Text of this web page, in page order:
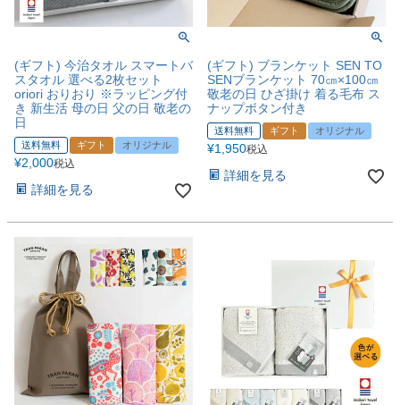
(ギフト) 今治タオル スマートバ
スタオル 選べる2枚セット
oriori おりおり ※ラッピング付
き 新生活 母の日 父の日 敬老の
日
送料無料 ギフト オリジナル
¥2,000税込
詳細を見る
(ギフト) ブランケット SEN TO
SENブランケット 70㎝×100㎝
敬老の日 ひざ掛け 着る毛布 ス
ナップボタン付き
送料無料 ギフト オリジナル
¥1,950税込
詳細を見る